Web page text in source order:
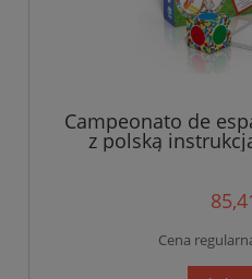
Campeonato de
z polską
Cena